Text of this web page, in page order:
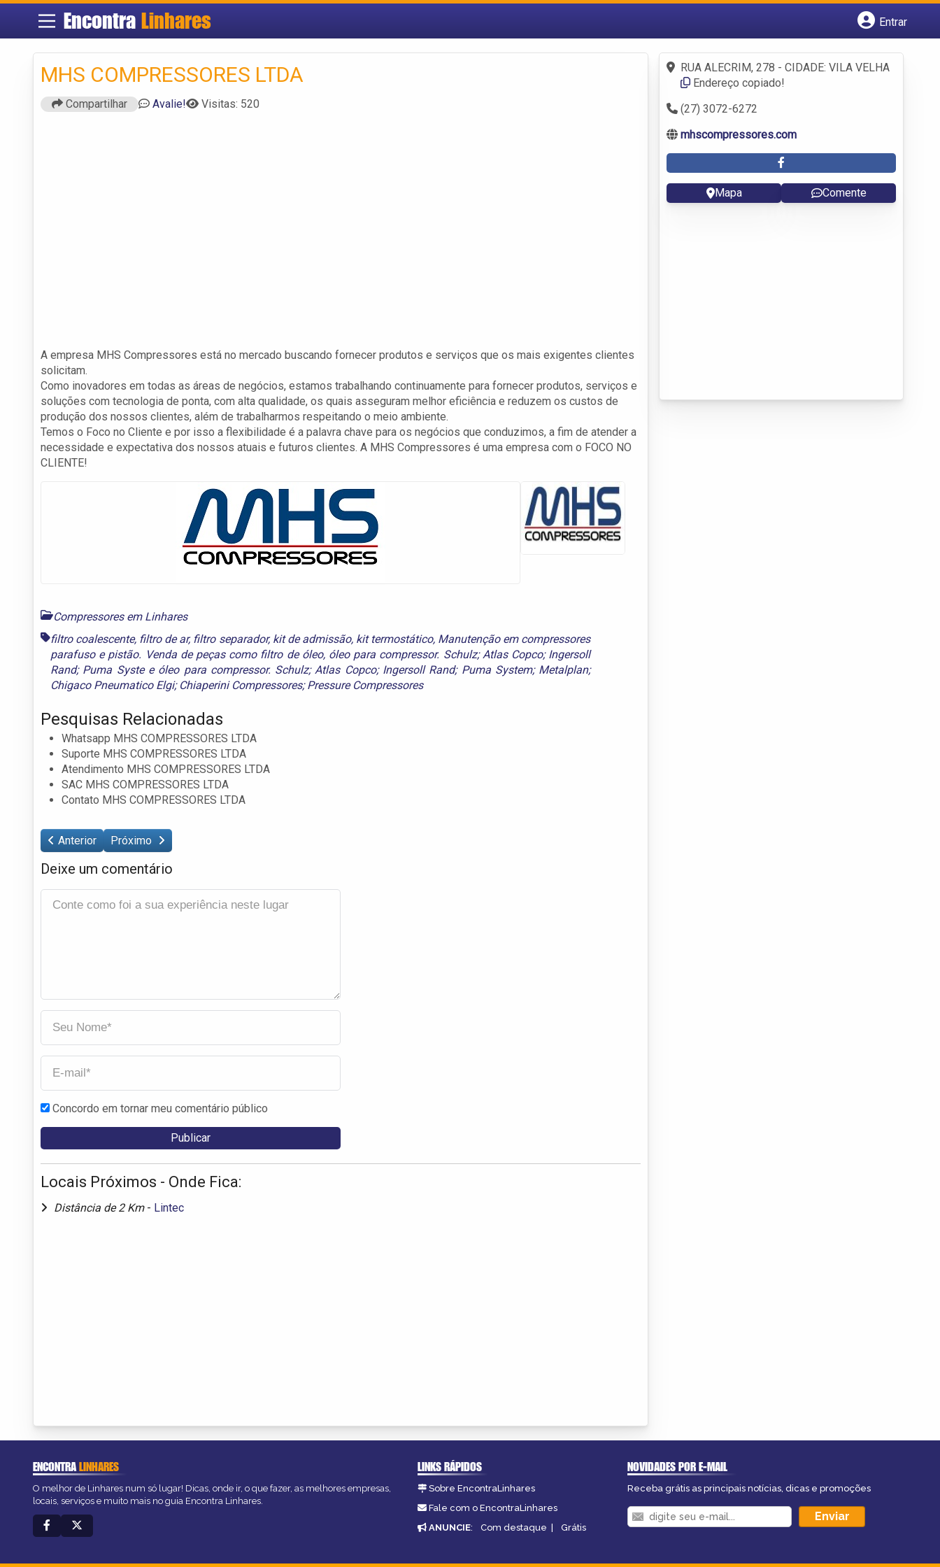
Encontra Linhares
Entrar
Fazer login
Criar conta
MHS COMPRESSORES LTDA
Compartilhar Avalie! Visitas: 520
A empresa MHS Compressores está no mercado buscando fornecer produtos e serviços que os mais exigentes clientes
solicitam.
Como inovadores em todas as áreas de negócios, estamos trabalhando continuamente para fornecer produtos, serviços e
soluções com tecnologia de ponta, com alta qualidade, os quais asseguram melhor eficiência e reduzem os custos de
produção dos nossos clientes, além de trabalharmos respeitando o meio ambiente.
Temos o Foco no Cliente e por isso a flexibilidade é a palavra chave para os negócios que conduzimos, a fim de atender a
necessidade e expectativa dos nossos atuais e futuros clientes. A MHS Compressores é uma empresa com o FOCO NO
CLIENTE!
Compressores em Linhares
filtro coalescente, filtro de ar, filtro separador, kit de admissão, kit termostático, Manutenção em compressores
parafuso e pistão. Venda de peças como filtro de óleo, óleo para compressor. Schulz; Atlas Copco; Ingersoll
Rand; Puma Systee óleo para compressor. Schulz; Atlas Copco; Ingersoll Rand; Puma System; Metalplan;
Chigaco Pneumatico Elgi; Chiaperini Compressores; Pressure Compressores
Pesquisas Relacionadas
Whatsapp MHS COMPRESSORES LTDA
Suporte MHS COMPRESSORES LTDA
Atendimento MHS COMPRESSORES LTDA
SAC MHS COMPRESSORES LTDA
Contato MHS COMPRESSORES LTDA
Anterior Próximo
Deixe um comentário
Concordo em tornar meu comentário público
Locais Próximos - Onde Fica:
Distância de 2 Km - Lintec
RUA ALECRIM, 278 - CIDADE: VILA VELHA
Endereço copiado!
(27) 3072-6272
mhscompressores.com
Mapa Comente
ENCONTRALINHARES
O melhor de Linhares num só lugar! Dicas, onde ir, o que fazer, as melhores empresas,
locais, serviços e muito mais no guia Encontra Linhares.
LINKS RÁPIDOS
Sobre EncontraLinhares
Fale com o EncontraLinhares
ANUNCIE: Com destaque | Grátis
NOVIDADES POR E-MAIL
Receba grátis as principais notícias, dicas e promoções